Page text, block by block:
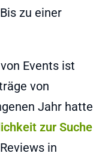
zu einer
Events ist
von
Jahr hatte
zur Suche
in